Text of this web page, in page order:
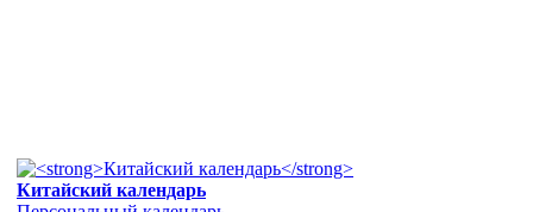
Китайский календарь